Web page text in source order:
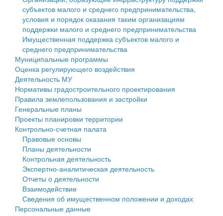
Оценка регулирующего воздействия
Деятельность МУ
Нормативы градостроительного проектирования
Правила землепользования и застройки
Генеральные планы
Проекты планировки территории
Собрание депутатов
Городское поселение
Сельские поселения
субъектов малого и среднего предпринимательства,
условия и порядок оказания таким организациям
поддержки малого и среднего предпринимательства
Имущественная поддержка субъектов малого и
среднего предпринимательства
Муниципальные программы
Оценка регулирующего воздействия
Деятельность МУ
Нормативы градостроительного проектирования
Правила землепользования и застройки
Генеральные планы
Проекты планировки территории
Контрольно-счетная палата
Правовые основы
Планы деятельности
Контрольная деятельность
Экспертно-аналитическая деятельность
Отчеты о деятельности
Взаимодействие
Сведения об имущественном положении и доходах
Персональные данные